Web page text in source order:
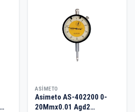
ASIMETO
Asimeto AS-402200 0-
20Mmx0.01 Agd2